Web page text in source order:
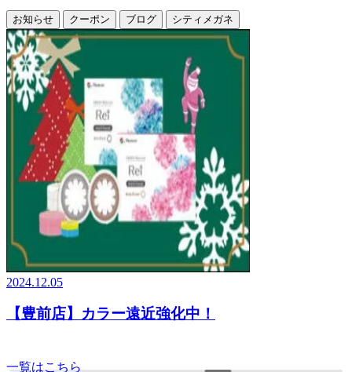
お知らせ クーポン ブログ シティメガネ
2024.12.05
【豊前店】カラー遠近強化中！
一覧はこちら